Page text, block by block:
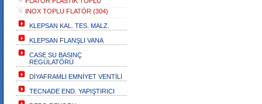
INOX TOPLU FLATÖR (304)
KLEPSAN KAL. TES. MALZ.
KLEPSAN FLANŞLI VANA
CASE SU BASINÇ
REGÜLATÖRÜ
DİYAFRAMLI EMNİYET VENTİLİ
TECNADE END. YAPIŞTIRICI